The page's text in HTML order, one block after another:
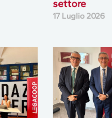
settore
17 Luglio 2026